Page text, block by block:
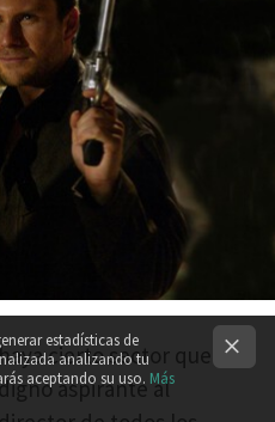
cierto sector que
aspirante al
estadísticas de
analizando tu
aceptando su uso. Más